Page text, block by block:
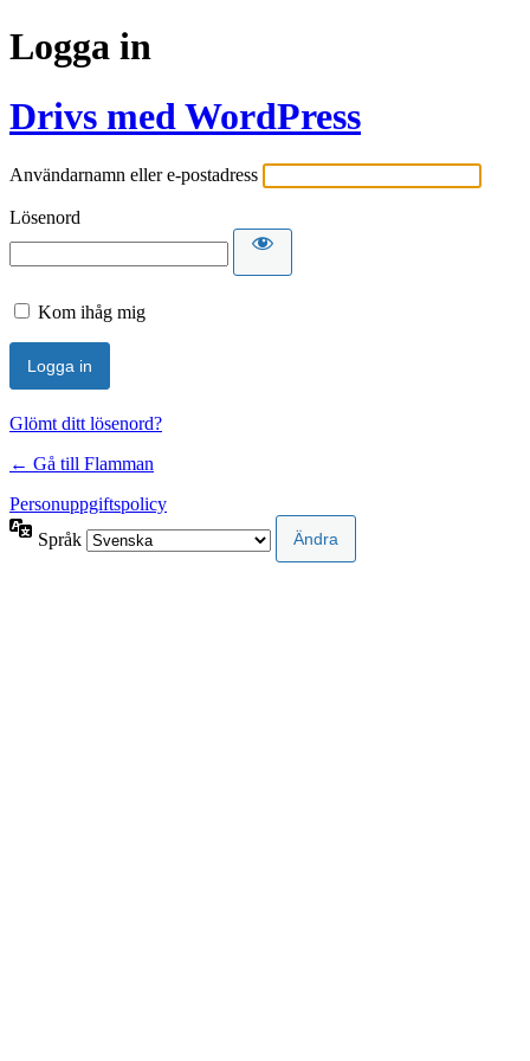
Logga in
Drivs med WordPress
Användarnamn eller e-postadress
Lösenord
Kom ihåg mig
Glömt ditt lösenord?
← Gå till Flamman
Personuppgiftspolicy
Språk